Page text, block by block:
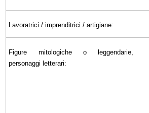
Lavoratrici / imprenditrici / artigiane:
Figure mitologiche o leggendarie,
personaggi letterari: